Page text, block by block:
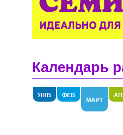
Календарь
ЯНВ ФЕВ
МАРТ